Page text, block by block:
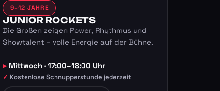
9–12 JAHRE
JUNIOR ROCKETS
Die Großen zeigen Power, Rhythmus und
Showtalent – volle Energie auf der Bühne.
Mittwoch · 17:00–18:00 Uhr
Kostenlose Schnupperstunde jederzeit